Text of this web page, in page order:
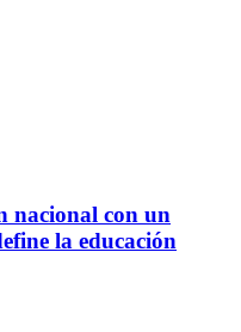
nacional con un
la educación